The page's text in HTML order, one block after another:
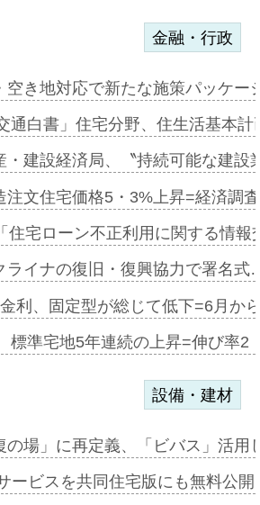
金融・行政
空き地対応で新たな施策パッケ
通白書」住宅分野、住生活基本
・建設経済局、〝持続可能な建
注文住宅価格5・3%上昇=経済調
住宅ローン不正利用に関する情
ライナの復旧・復興協力で署名
利、固定型が総じて低下=6月か
標準宅地5年連続の上昇=伸び率
設備・建材
の場」に再定義、「ビバス」活
ービスを共同住宅版にも無料公